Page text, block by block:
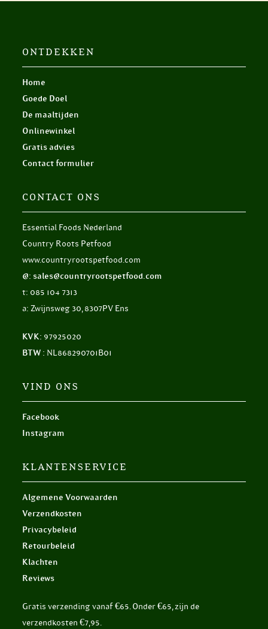
ONTDEKKEN
Home
Goede Doel
De maaltijden
Onlinewinkel
Gratis advies
Contact formulier
CONTACT ONS
Essential Foods Nederland
Country Roots Petfood
www.countryrootspetfood.com
@: sales@countryrootspetfood.com
t: 085 104 7313
a: Zwijnsweg 30, 8307PV Ens
KVK: 97925020
BTW : NL868290701B01
VIND ONS
Facebook
Instagram
KLANTENSERVICE
Algemene Voorwaarden
Verzendkosten
Privacybeleid
Retourbeleid
Klachten
Reviews
Gratis verzending vanaf €65. Onder €65, zijn de
verzendkosten €7,95.